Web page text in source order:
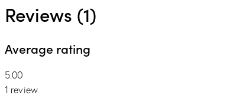
Reviews (1)
Average rating
5.00
1 review